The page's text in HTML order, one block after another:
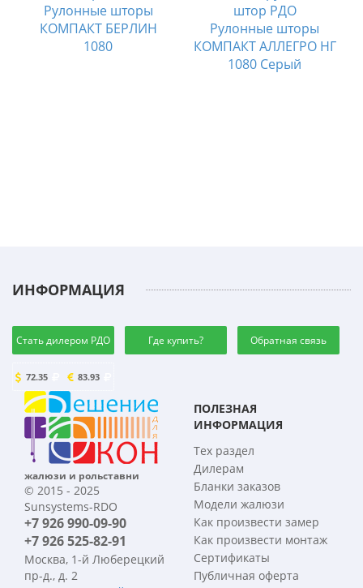
Рулонные шторы
КОМПАКТ БЕРЛИН
1080
Рулонные шторы
КОМПАКТ АЛЛЕГРО НГ
1080 Серый
ИНФОРМАЦИЯ
Стать дилером РДО Где купить? Обратная связь
72.35 83.93
жалюзи и рольставни
© 2015 - 2025
Sunsystems-RDO
+7 926 990-09-90
+7 926 525-82-91
Москва, 1-й Люберецкий
пр-д., д. 2
ПОЛЕЗНАЯ
ИНФОРМАЦИЯ
Тех раздел
Дилерам
Бланки заказов
Модели жалюзи
Как произвести замер
Как произвести монтаж
Сертификаты
Публичная оферта